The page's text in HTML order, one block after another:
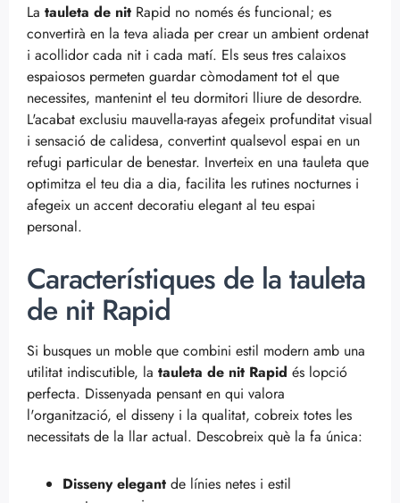
La tauleta de nit Rapid no només és funcional; es
convertirà en la teva aliada per crear un ambient ordenat
i acollidor cada nit i cada matí. Els seus tres calaixos
espaiosos permeten guardar còmodament tot el que
necessites, mantenint el teu dormitori lliure de desordre.
L'acabat exclusiu mauvella-rayas afegeix profunditat visual
i sensació de calidesa, convertint qualsevol espai en un
refugi particular de benestar. Inverteix en una tauleta que
optimitza el teu dia a dia, facilita les rutines nocturnes i
afegeix un accent decoratiu elegant al teu espai
personal.
Característiques de la tauleta
de nit Rapid
Si busques un moble que combini estil modern amb una
utilitat indiscutible, la tauleta de nit Rapid és lopció
perfecta. Dissenyada pensant en qui valora
l'organització, el disseny i la qualitat, cobreix totes les
necessitats de la llar actual. Descobreix què la fa única:
Disseny elegant de línies netes i estil